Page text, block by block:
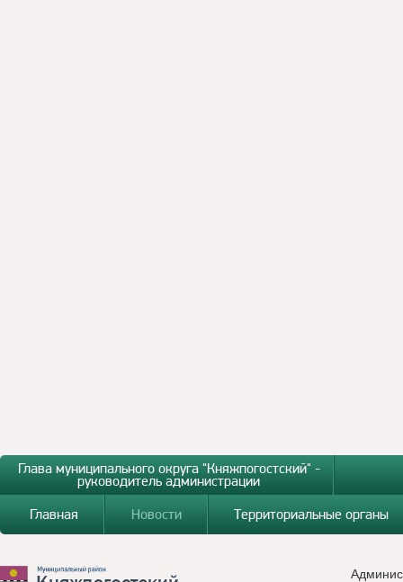
Глава муниципального округа "Княжпогостский" -
руководитель администрации
Главная
Новости Территориальные органы